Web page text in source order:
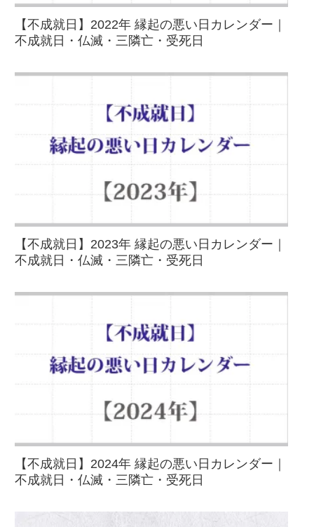
【不成就日】2022年 縁起の悪い日カレンダー｜
不成就日・仏滅・三隣亡・受死日
【不成就日】2023年 縁起の悪い日カレンダー｜
不成就日・仏滅・三隣亡・受死日
【不成就日】2024年 縁起の悪い日カレンダー｜
不成就日・仏滅・三隣亡・受死日